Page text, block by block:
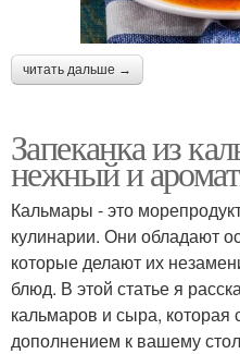
читать дальше →
Запеканка из
нежный и
Кальмары - это
кулинарии. Они обладают
которые делают их
блюд. В этой статье я
кальмаров и сыра, которая
дополнением к вашему